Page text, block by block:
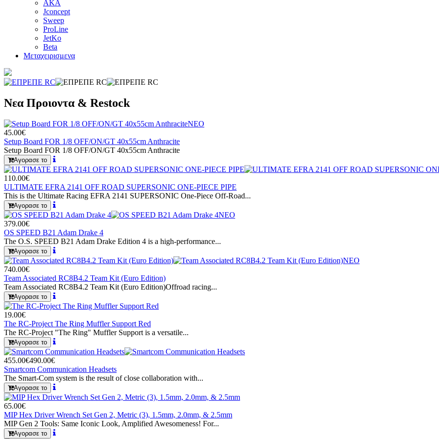
AKA
Jconcept
Sweep
ProLine
JetKo
Beta
Μεταχειρισμενα
Νεα Προιοντα & Restock
ΝΕΟ
45.00€
Setup Board FOR 1/8 OFF/ON/GT 40x55cm Anthracite
Setup Board FOR 1/8 OFF/ON/GT 40x55cm Anthracite
Αγορασε το
110.00€
ULTIMATE EFRA 2141 OFF ROAD SUPERSONIC ONE-PIECE PIPE
This is the Ultimate Racing EFRA 2141 SUPERSONIC One-Piece Off-Road...
Αγορασε το
ΝΕΟ
379.00€
OS SPEED B21 Adam Drake 4
The O.S. SPEED B21 Adam Drake Edition 4 is a high-performance...
Αγορασε το
ΝΕΟ
740.00€
Team Associated RC8B4.2 Team Kit (Euro Edition)
Team Associated RC8B4.2 Team Kit (Euro Edition)Offroad racing...
Αγορασε το
19.00€
The RC-Project The Ring Muffler Support Red
The RC-Project "The Ring" Muffler Support is a versatile...
Αγορασε το
455.00€490.00€
Smartcom Communication Headsets
The Smart-Com system is the result of close collaboration with...
Αγορασε το
65.00€
MIP Hex Driver Wrench Set Gen 2, Metric (3), 1.5mm, 2.0mm, & 2.5mm
MIP Gen 2 Tools: Same Iconic Look, Amplified Awesomeness! For...
Αγορασε το